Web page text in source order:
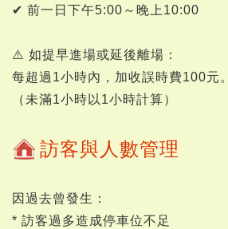
✔ 前一日下午5:00～晚上10:00
⚠️ 如提早進場或延後離場：
每超過1小時內，加收誤時費100元。
（未滿1小時以1小時計算）
訪客與人數管理
因過去曾發生：
* 訪客過多造成停車位不足